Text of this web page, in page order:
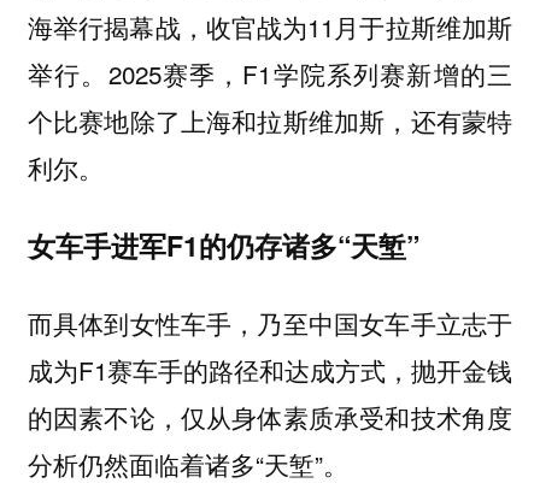
海举行揭幕战，收官战为11月于拉斯维加斯
举行。2025赛季，F1学院系列赛新增的三
个比赛地除了上海和拉斯维加斯，还有蒙特
利尔。
女车手进军F1的仍存诸多“天堑”
而具体到女性车手，乃至中国女车手立志于
成为F1赛车手的路径和达成方式，抛开金钱
的因素不论，仅从身体素质承受和技术角度
分析仍然面临着诸多“天堑”。